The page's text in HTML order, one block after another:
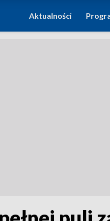
DO
Aktualności